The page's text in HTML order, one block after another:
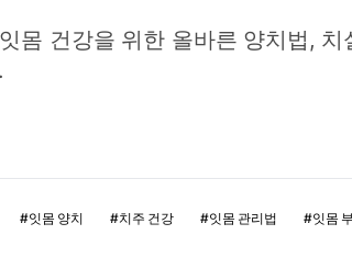
몸 건강을 위한 올바른 양치법,
#잇몸 양치 #치주 건강 #잇몸 관리법 #잇몸